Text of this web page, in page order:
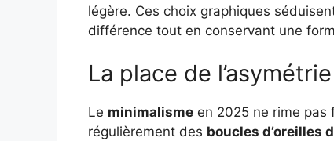
légère. Ces choix graphiques
différence tout en conservant une
La place de
Le minimalisme en 2025 ne rime pas
régulièrement des boucles d’oreilles